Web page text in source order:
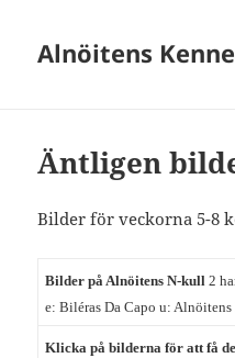
Alnöitens
Äntligen
Bilder för veckorna 5-8
Bilder på Alnöitens N-kull2
e: Biléras Da Capo u:
Klicka på bilderna för att få